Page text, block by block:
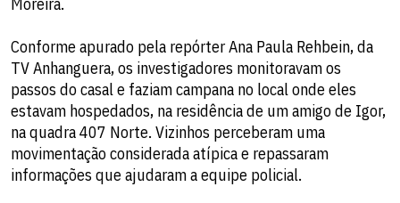
Conforme apurado pela repórter Ana Paula Rehbein, da
TV Anhanguera, os investigadores monitoravam os
passos do casal e faziam campana no local onde eles
estavam hospedados, na residência de um amigo de Igor,
na quadra 407 Norte. Vizinhos perceberam uma
movimentação considerada atípica e repassaram
informações que ajudaram a equipe policial.